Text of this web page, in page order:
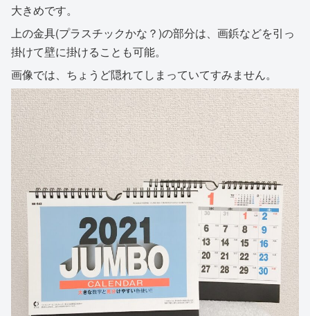
大きめです。
上の金具(プラスチックかな？)の部分は、画鋲などを引っ
掛けて壁に掛けることも可能。
画像では、ちょうど隠れてしまっていてすみません。